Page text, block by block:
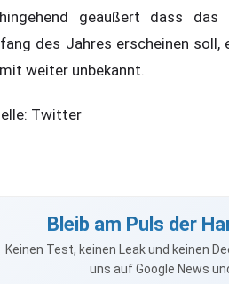
geäußert dass das
des Jahres erscheinen soll,
weiter unbekannt.
Twitter
Bleib am Puls der
Keinen Test, keinen Leak und keinen
uns auf Google News